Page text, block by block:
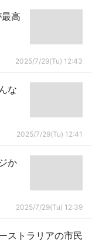
高
2025/7/29(Tu) 12:43
な
2025/7/29(Tu) 12:41
か
2025/7/29(Tu) 12:39
ストラリアの市民